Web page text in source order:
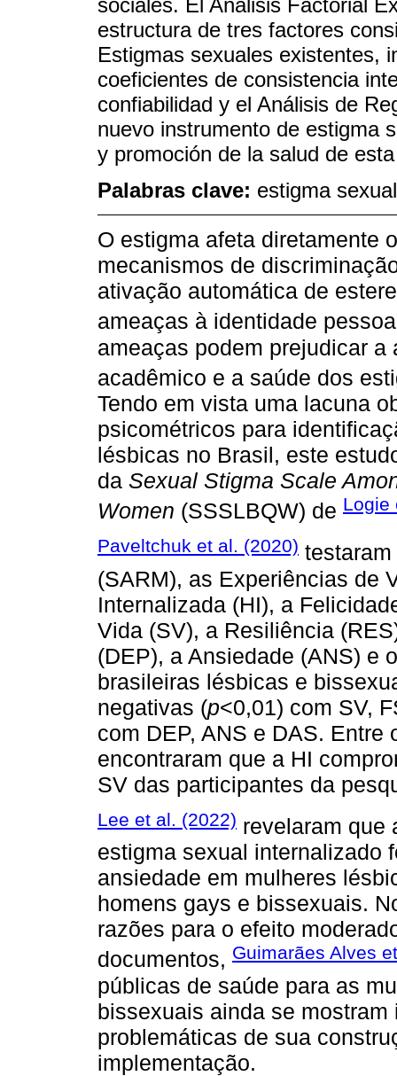
sociales. El Análisis Factorial
estructura de tres factores
Estigmas sexuales existentes,
coeficientes de consistencia
confiabilidad y el Análisis de
nuevo instrumento de estigma
y promoción de la salud de
Palabras clave: estigma
O estigma afeta diretamente
mecanismos de
ativação automática de
ameaças à identidade
ameaças podem prejudicar
acadêmico e a saúde dos
Tendo em vista uma lacuna
psicométricos para
lésbicas no Brasil, este
da Sexual Stigma Scale
Women (SSSLBQW) de Logie
Paveltchuk et al. (2020)
(SARM), as Experiências de
Internalizada (HI), a
Vida (SV), a Resiliência
(DEP), a Ansiedade (ANS) e
brasileiras lésbicas e
negativas (p<0,01) com SV,
com DEP, ANS e DAS.
encontraram que a HI
SV das participantes da
Lee et al. (2022) revelaram que
estigma sexual internalizado
ansiedade em mulheres
homens gays e bissexuais.
razões para o efeito
documentos, Guimarães Alves
públicas de saúde para as
bissexuais ainda se
problemáticas de sua
implementação.